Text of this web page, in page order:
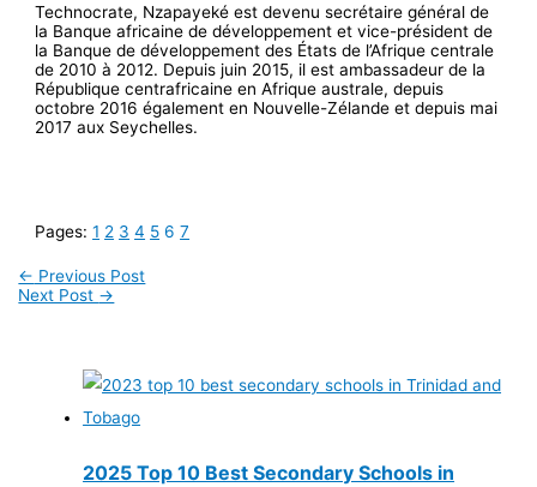
Technocrate, Nzapayeké est devenu secrétaire général de
la Banque africaine de développement et vice-président de
la Banque de développement des États de l’Afrique centrale
de 2010 à 2012. Depuis juin 2015, il est ambassadeur de la
République centrafricaine en Afrique australe, depuis
octobre 2016 également en Nouvelle-Zélande et depuis mai
2017 aux Seychelles.
Pages:1 2 3 4 5 6 7
← Previous Post
Next Post →
2025 Top 10 Best Secondary Schools in